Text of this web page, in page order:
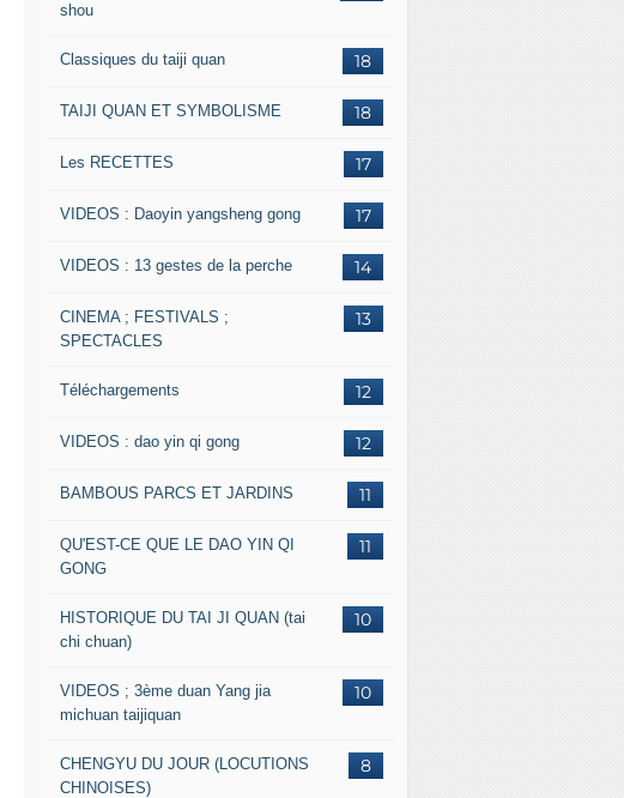
shou
18
Classiques du taiji quan
18
TAIJI QUAN ET SYMBOLISME
17
Les RECETTES
17
VIDEOS : Daoyin yangsheng gong
14
VIDEOS : 13 gestes de la perche
13
CINEMA ; FESTIVALS ;
SPECTACLES
12
Téléchargements
12
VIDEOS : dao yin qi gong
11
BAMBOUS PARCS ET JARDINS
11
QU'EST-CE QUE LE DAO YIN QI
GONG
10
HISTORIQUE DU TAI JI QUAN (tai
chi chuan)
10
VIDEOS ; 3ème duan Yang jia
michuan taijiquan
8
CHENGYU DU JOUR (LOCUTIONS
CHINOISES)